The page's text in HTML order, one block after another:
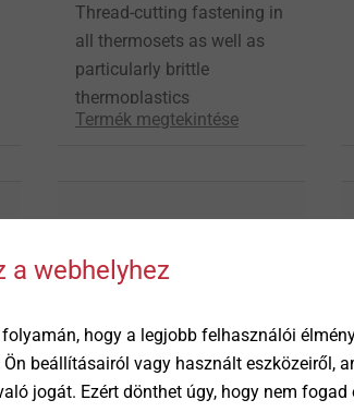
Thread-cutting fastening in
all thermosets as well as
particularly brittle
thermoplastics
Termék megtekintése
MAXXtip®
a webhelyhez
hogy a legjobb felhasználói
beállításairól vagy használt eszközeiről,
jogát. Ezért dönthet úgy, hogy nem